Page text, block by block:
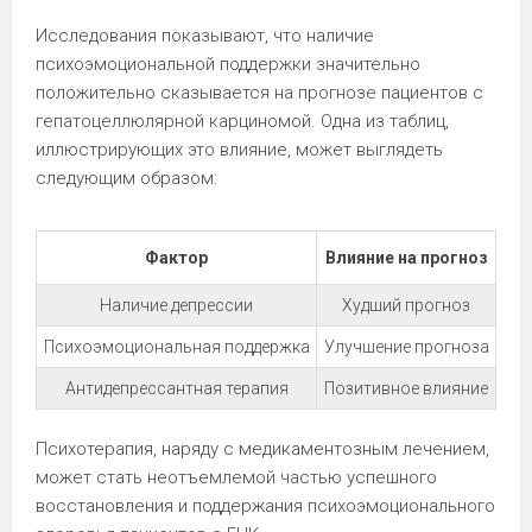
Исследования показывают, что наличие
психоэмоциональной поддержки значительно
положительно сказывается на прогнозе пациентов с
гепатоцеллюлярной карциномой. Одна из таблиц,
иллюстрирующих это влияние, может выглядеть
следующим образом:
Фактор Влияние на прогноз
Наличие депрессии Худший прогноз
Психоэмоциональная поддержка Улучшение прогноза
Антидепрессантная терапия Позитивное влияние
Психотерапия, наряду с медикаментозным лечением,
может стать неотъемлемой частью успешного
восстановления и поддержания психоэмоционального